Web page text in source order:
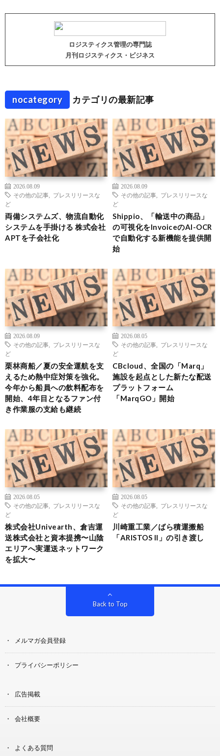
ロジスティクス管理の専門誌
月刊ロジスティクス・ビジネス
nocategory カテゴリの最新記事
2026.08.09
その他の記事
プレスリリースな
ど
両備システムズ、物流自動化
システムを手掛ける 株式会社
APTを子会社化
2026.08.09
その他の記事
プレスリリースな
ど
Shippio、「輸送中の商品」
の可視化をInvoiceのAI-OCR
で自動化する新機能を提供開
始
2026.08.09
その他の記事
プレスリリースな
ど
栗林商船／夏の安全運航を支
えるため熱中症対策を強化。
今年から船員への飲料配布を
開始、4年目となるファン付
き作業服の支給も継続
2026.08.05
その他の記事
プレスリリースな
ど
CBcloud、全国の「Marq」
施設を起点とした新たな配送
プラットフォーム
「MarqGO」開始
2026.08.05
その他の記事
プレスリリースな
ど
株式会社Univearth、倉吉運
送株式会社と資本提携〜山陰
エリアへ実運送ネットワーク
を拡大〜
2026.08.05
その他の記事
プレスリリースな
ど
川崎重工業／ばら積運搬船
「ARISTOS II」の引き渡し
Back to Top
メルマガ会員登録
プライバシーポリシー
広告掲載
会社概要
よくある質問